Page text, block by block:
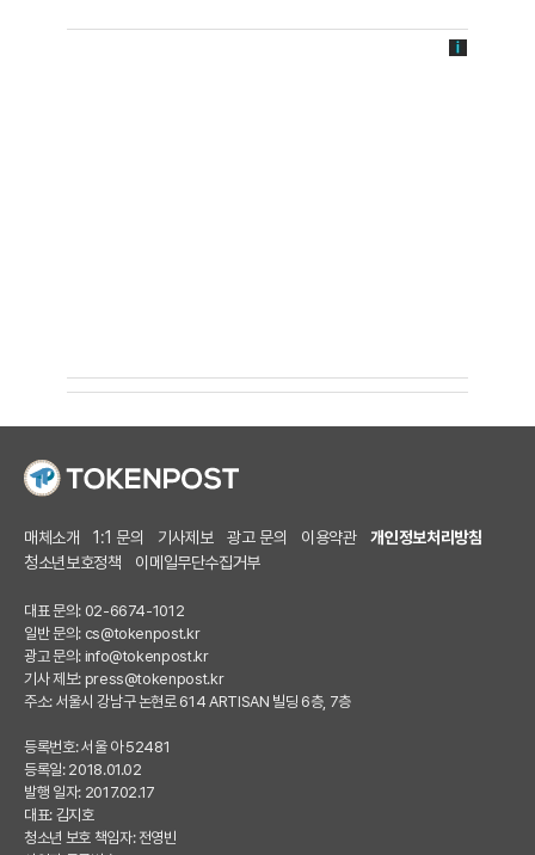
매체소개 1:1 문의 기사제보 광고 문의 이용약관
개인정보처리방침
청소년보호정책
이메일무단수집거부
대표 문의: 02-6674-1012
일반 문의: cs@tokenpost.kr
광고 문의: info@tokenpost.kr
기사 제보: press@tokenpost.kr
주소: 서울시 강남구 논현로 614 ARTISAN 빌딩 6층, 7층
등록번호: 서울 아 52481
등록일: 2018.01.02
발행 일자: 2017.02.17
대표: 김지호
청소년 보호 책임자: 전영빈